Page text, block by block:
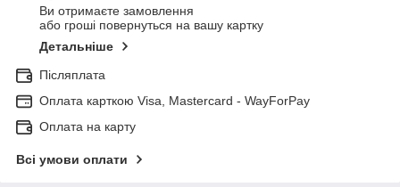
Ви отримаєте замовлення
або гроші повернуться на вашу картку
Детальніше
Післяплата
Оплата карткою Visa, Mastercard - WayForPay
Оплата на карту
Всі умови оплати